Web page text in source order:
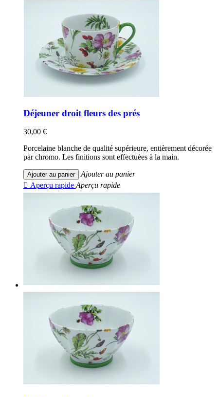
Déjeuner droit fleurs des prés
30,00 €
Porcelaine blanche de qualité supérieure, entièrement décorée
par chromo. Les finitions sont effectuées à la main.
Ajouter au panier
Ajouter au panier
 Aperçu rapide Aperçu rapide